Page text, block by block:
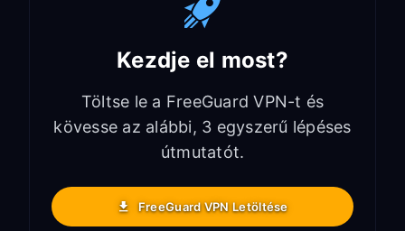
Kezdje el most?
Töltse le a FreeGuard VPN-t és
kövesse az alábbi, 3 egyszerű lépéses
útmutatót.
FreeGuard VPN Letöltése